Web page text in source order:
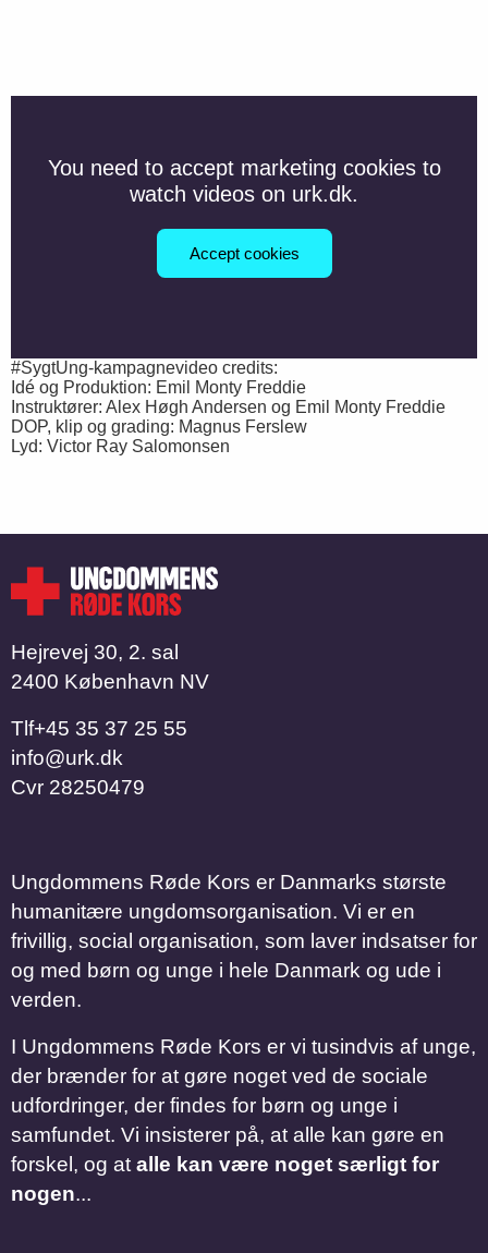
You need to accept marketing cookies to
watch videos on urk.dk.
Accept cookies
#SygtUng-kampagnevideo credits:
Idé og Produktion: Emil Monty Freddie
Instruktører: Alex Høgh Andersen og Emil Monty Freddie
DOP, klip og grading: Magnus Ferslew
Lyd: Victor Ray Salomonsen
Hejrevej 30, 2. sal
2400 København NV
Tlf​​​​​​​+45 35 37 25 55
info@urk.dk
Cvr 28250479
Ungdommens Røde Kors er Danmarks største
humanitære ungdomsorganisation. Vi er en
frivillig, social organisation, som laver indsatser for
og med børn og unge i hele Danmark og ude i
verden.
I Ungdommens Røde Kors er vi tusindvis af unge,
der brænder for at gøre noget ved de sociale
udfordringer, der findes for børn og unge i
samfundet. Vi insisterer på, at alle kan gøre en
forskel, og at alle kan være noget særligt for
nogen...